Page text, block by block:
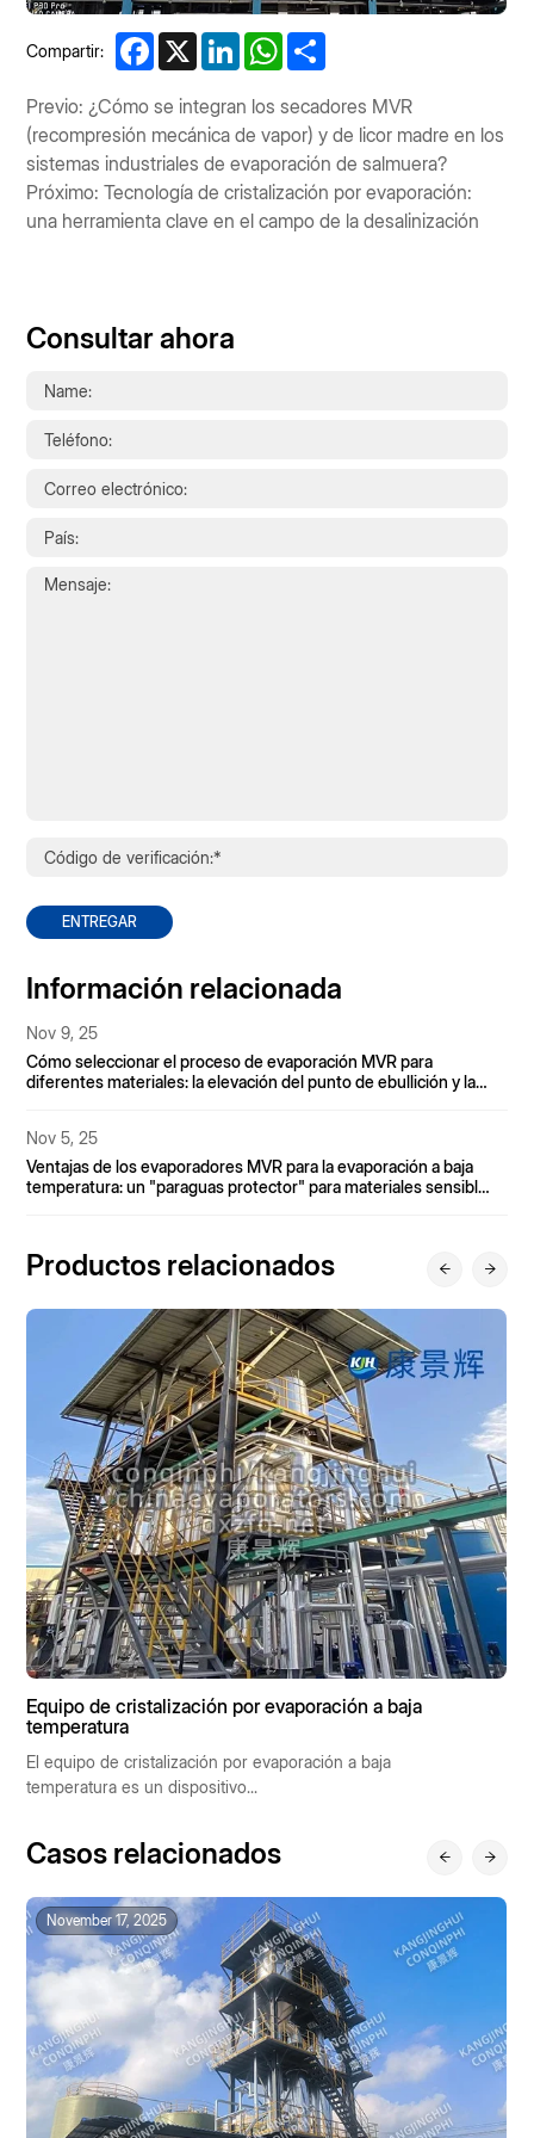
Compartir: Facebook
X LinkedInWhatsApp
Previo: ¿Cómo se integran los secadores MVR
(recompresión mecánica de vapor) y de licor madre en los
sistemas industriales de evaporación de salmuera?
Próximo: Tecnología de cristalización por evaporación:
una herramienta clave en el campo de la desalinización
Consultar ahora
ENTREGAR
Información relacionada
Nov 9, 25
Cómo seleccionar el proceso de evaporación MVR para
diferentes materiales: la elevación del punto de ebullición y la
Nov 5, 25
Ventajas de los evaporadores MVR para la evaporación a baja
temperatura: un "paraguas protector" para materiales sensibles
Productos relacionados
Equipo de cristalización por evaporación a baja
temperatura
El equipo de cristalización por evaporación a baja
temperatura es un dispositivo...
Casos relacionados
November 17, 2025